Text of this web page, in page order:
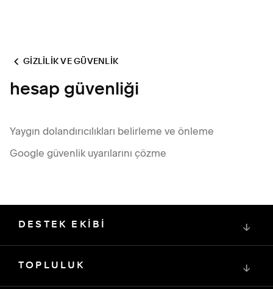
GIZLILIK VE GÜVENLIK
hesap güvenliği
Yaygın dolandırıcılıkları belirleme ve önleme
Google güvenlik uyarılarını çözme
DESTEK EKİBİ ↓
TOPLULUK ↓